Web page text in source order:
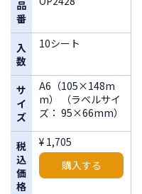
品
番
入
数
サ
イ
ズ
税
込
価
格
10シート
A6（105×148m
m） （ラベルサイ
ズ： 95×66mm）
¥ 1,705
購入する